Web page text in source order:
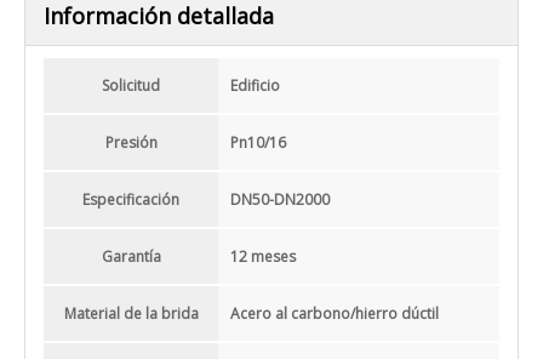
Información detallada
Solicitud Edificio
Presión Pn10/16
Especificación DN50-DN2000
Garantía 12 meses
Material de la brida Acero al carbono/hierro dúctil